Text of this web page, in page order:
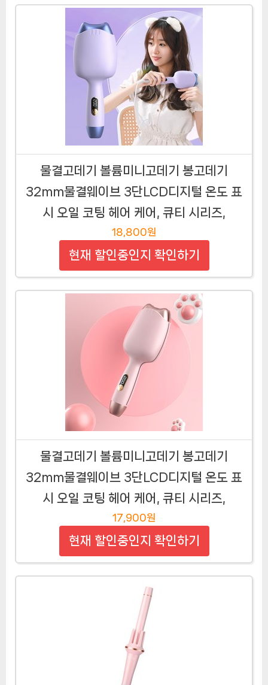
물결고데기 볼륨미니고데기 봉고데기
32mm물결웨이브 3단LCD디지털 온도 표
시 오일 코팅 헤어 케어, 큐티 시리즈,
18,800원
현재 할인중인지 확인하기
물결고데기 볼륨미니고데기 봉고데기
32mm물결웨이브 3단LCD디지털 온도 표
시 오일 코팅 헤어 케어, 큐티 시리즈,
17,900원
현재 할인중인지 확인하기